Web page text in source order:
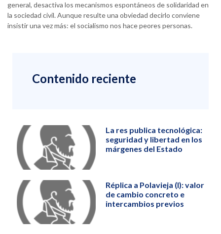
general, desactiva los mecanismos espontáneos de solidaridad en
la sociedad civil. Aunque resulte una obviedad decirlo conviene
insistir una vez más: el socialismo nos hace peores personas.
Contenido reciente
La res publica tecnológica:
seguridad y libertad en los
márgenes del Estado
Réplica a Polavieja (I): valor
de cambio concreto e
intercambios previos